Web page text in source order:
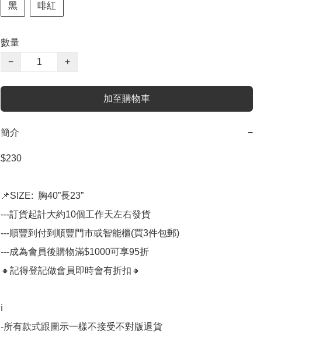
黑 啡紅
數量
−
+
加至購物車
簡介 −
$230
📌SIZE:  胸40”長23”
---訂貨起計大約10個工作天左右發貨
---順豐到付到順豐門市或智能櫃(買3件包郵)
---成為會員後購物滿$1000可享95折
🔸記得登記做會員即時會有折扣🔸
ℹ️
-所有款式跟圖示一樣不接受不對版退貨